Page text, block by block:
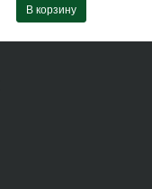
В корзину